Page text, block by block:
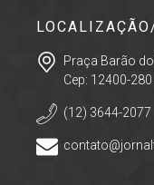
Praça Barão
Cep: 12400-
(12) 3644-2077